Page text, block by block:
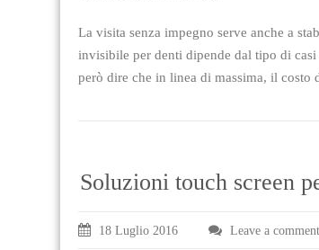
La visita senza impegno serve anche a
invisibile per denti dipende dal tipo di casi
però dire che in linea di massima, il
Soluzioni touch screen
18 Luglio 2016 Leave a comment